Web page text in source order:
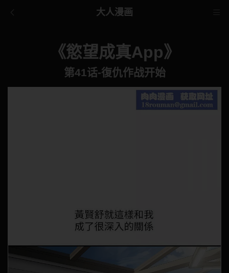
大人漫画
《慾望成真App》
第41话-復仇作战开始